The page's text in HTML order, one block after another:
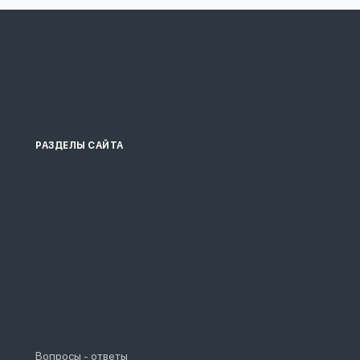
РАЗДЕЛЫ САЙТА
Вопросы - ответы